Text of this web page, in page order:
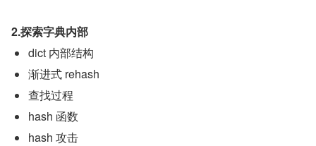
2.探索字典内部
dict 内部结构
渐进式 rehash
查找过程
hash 函数
hash 攻击